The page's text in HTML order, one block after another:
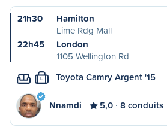
21h30
Hamilton
Lime Rdg Mall
22h45
London
1105 Wellington Rd
L Toyota Camry Argent '15
Nnamdi 5,0 8 conduits